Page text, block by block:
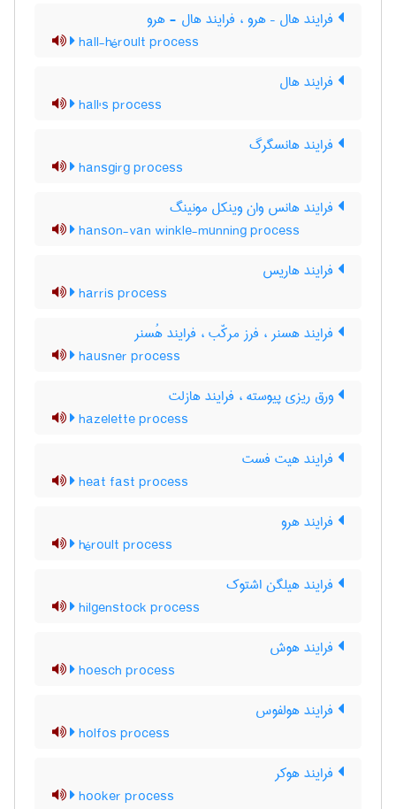
فرایند هال – هرو ، فرایند هال - هرو
hall-héroult process
فرایند هال
hall's process
فرایند هانسگرگ
hansgirg process
فرایند هانس وان وینکل مونینگ
hanson-van winkle-munning process
فرایند هاریس
harris process
فرایند هسنر ، فرز مرکّب ، فرایند هُسنر
hausner process
ورق ریزی پیوسته ، فرایند هازلت
hazelette process
فرایند هیت فست
heat fast process
فرایند هرو
héroult process
فرایند هیلگن اشتوک
hilgenstock process
فرایند هوش
hoesch process
فرایند هولفوس
holfos process
فرایند هوکر
hooker process